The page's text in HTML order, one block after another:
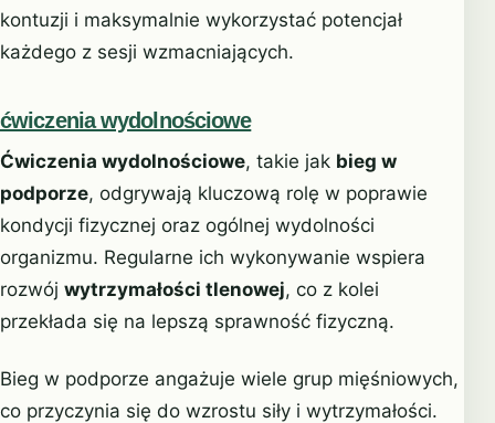
kontuzji i maksymalnie wykorzystać potencjał
każdego z sesji wzmacniających.
ćwiczenia wydolnościowe
Ćwiczenia wydolnościowe, takie jak bieg w
podporze, odgrywają kluczową rolę w poprawie
kondycji fizycznej oraz ogólnej wydolności
organizmu. Regularne ich wykonywanie wspiera
rozwój wytrzymałości tlenowej, co z kolei
przekłada się na lepszą sprawność fizyczną.
Bieg w podporze angażuje wiele grup mięśniowych,
co przyczynia się do wzrostu siły i wytrzymałości.